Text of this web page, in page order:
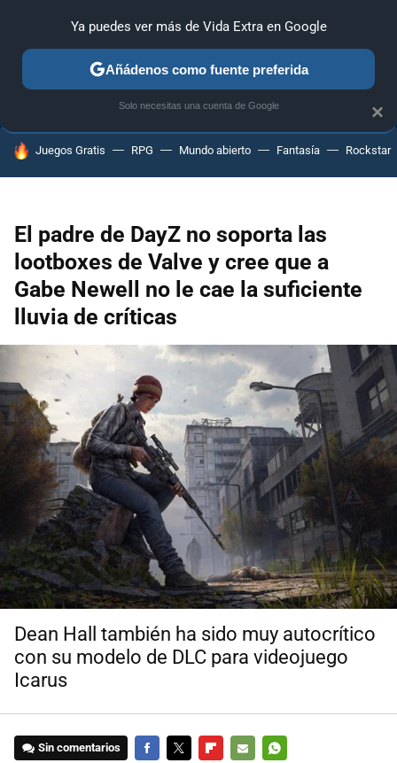
ANÁLISIS GUÍAS Y TRUCOS PC SONY NINTENDO
HOY SE HABLA DE
Juegos Gratis RPG Mundo abierto Fantasía Rockstar
El padre de DayZ no soporta las
lootboxes de Valve y cree que a
Gabe Newell no le cae la suficiente
lluvia de críticas
Dean Hall también ha sido muy autocrítico
con su modelo de DLC para videojuego
Icarus
Sin comentarios
×
Ya puedes ver más de Vida Extra en Google
Añádenos como fuente preferida
Solo necesitas una cuenta de Google